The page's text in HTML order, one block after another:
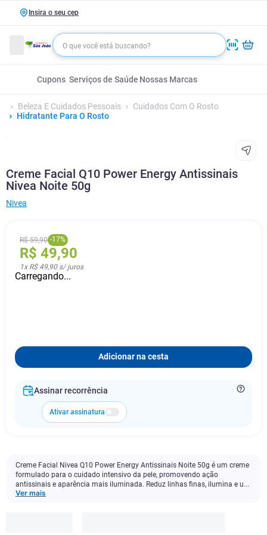
Insira o seu cep
Cupons Serviços de Saúde Nossas Marcas
Beleza E Cuidados Pessoais
Cuidados Com O Rosto
Hidratante Para O Rosto
Creme Facial Q10 Power Energy Antissinais
Nivea Noite 50g
Nivea
R$ 59,90 -17%
R$ 49,90
1x R$ 49,90s/ juros
Carregando...
Adicionar na cesta
Assinar recorrência
Ativar assinatura
Creme Facial Nivea Q10 Power Energy Antissinais Noite 50g é um creme
formulado para o cuidado intensivo da pele, promovendo ação
antissinais e aparência mais iluminada. Reduz linhas finas, ilumina e u...
Ver mais